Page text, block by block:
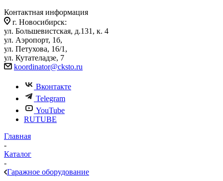
Контактная информация
г. Новосибирск:
ул. Большевистская, д.131, к. 4
ул. Аэропорт, 1б,
ул. Петухова, 16/1,
ул. Кутателадзе, 7
koordinator@cksto.ru
Вконтакте
Telegram
YouTube
RUTUBE
Главная
-
Каталог
-
Гаражное оборудование